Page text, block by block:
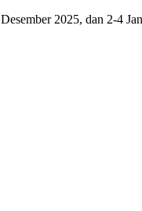
2025, dan 2-4